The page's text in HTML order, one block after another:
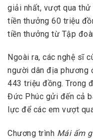
giải nhất, vượt qua
tiền thưởng 60 triệu
tiền thưởng từ Tập
Ngoài ra, các nghệ sĩ
người dân địa phương
443 triệu đồng. Trong
Đức Phúc gửi đến cả
lực để các em vượt
Chương trình Mái ấm